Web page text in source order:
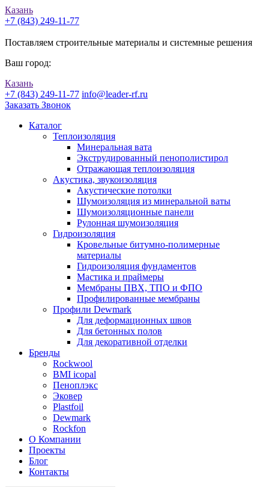
Казань
+7 (843) 249-11-77
Поставляем строительные материалы и системные решения
Ваш город:
Казань
+7 (843) 249-11-77 info@leader-rf.ru
Заказать Звонок
Каталог
Теплоизоляция
Минеральная вата
Экструдированный пенополистирол
Отражающая теплоизоляция
Акустика, звукоизоляция
Акустические потолки
Шумоизоляция из минеральной ваты
Шумоизоляционные панели
Рулонная шумоизоляция
Гидроизоляция
Кровельные битумно-полимерные
материалы
Гидроизоляция фундаментов
Мастика и праймеры
Мембраны ПВХ, ТПО и ФПО
Профилированные мембраны
Профили Dewmark
Для деформационных швов
Для бетонных полов
Для декоративной отделки
Бренды
Rockwool
BMI icopal
Пеноплэкс
Эковер
Plastfoil
Dewmark
Rockfon
О Компании
Проекты
Блог
Контакты